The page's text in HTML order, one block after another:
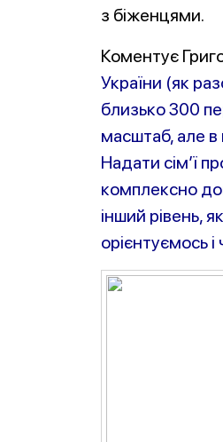
з біженцями.
Коментує
України (як
близько 300
масштаб, але в
Надати сім’ї
комплексно
інший рівень,
орієнтуємось